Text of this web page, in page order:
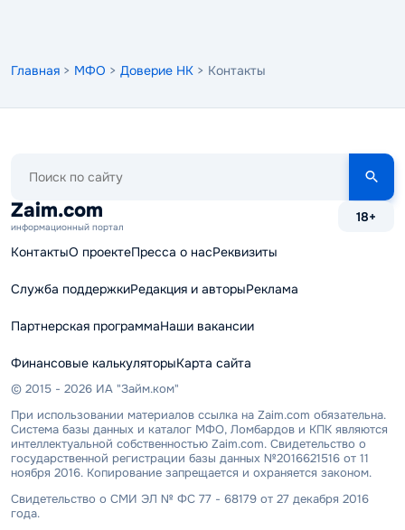
Главная > МФО > Доверие НК > Контакты
сайту
Zaim.com
информационный портал
18+
КонтактыО проектеПресса о насРеквизиты
Служба поддержкиРедакция и авторыРеклама
Партнерская программаНаши вакансии
Финансовые калькуляторыКарта сайта
© 2015 - 2026 ИА "Займ.ком"
При использовании материалов ссылка на Zaim.com обязательна.
Система базы данных и каталог МФО, Ломбардов и КПК являются
интеллектуальной собственностью Zaim.com. Свидетельство о
государственной регистрации базы данных №2016621516 от 11
ноября 2016. Копирование запрещается и охраняется законом.
Свидетельство о СМИ ЭЛ № ФС 77 - 68179 от 27 декабря 2016
года.